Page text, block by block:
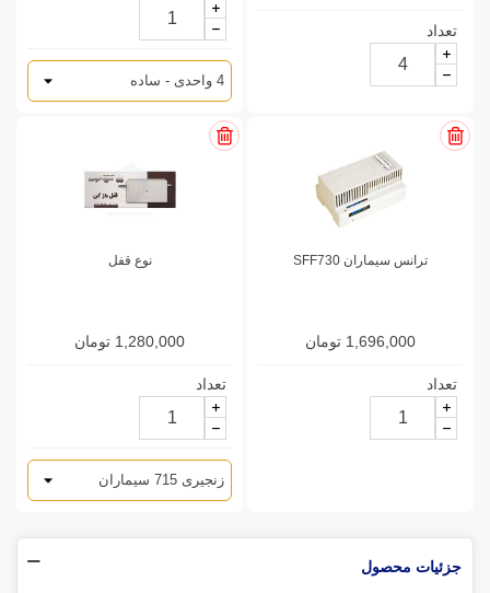
تعداد
ترانس سیماران SFF730
1,696,000 تومان
تعداد
نوع قفل
1,280,000 تومان
تعداد
جزئیات محصول